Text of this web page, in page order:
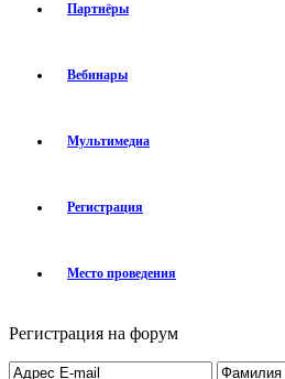
Партнёры
Вебинары
Мультимедиа
Регистрация
Место проведения
Регистрация на форум